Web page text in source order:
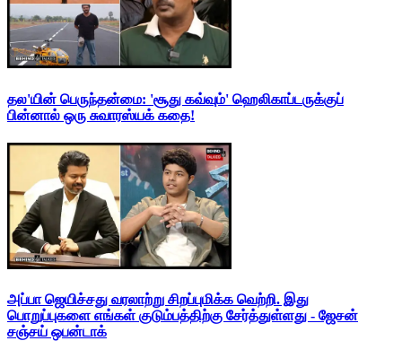
தல'யின் பெருந்தன்மை: 'சூது கவ்வும்' ஹெலிகாப்டருக்குப்
பின்னால் ஒரு சுவாரஸ்யக் கதை!
அப்பா ஜெயிச்சது வரலாற்று சிறப்புமிக்க வெற்றி. இது
பொறுப்புகளை எங்கள் குடும்பத்திற்கு சேர்த்துள்ளது - ஜேசன்
சஞ்சய் ஒபன்டாக்